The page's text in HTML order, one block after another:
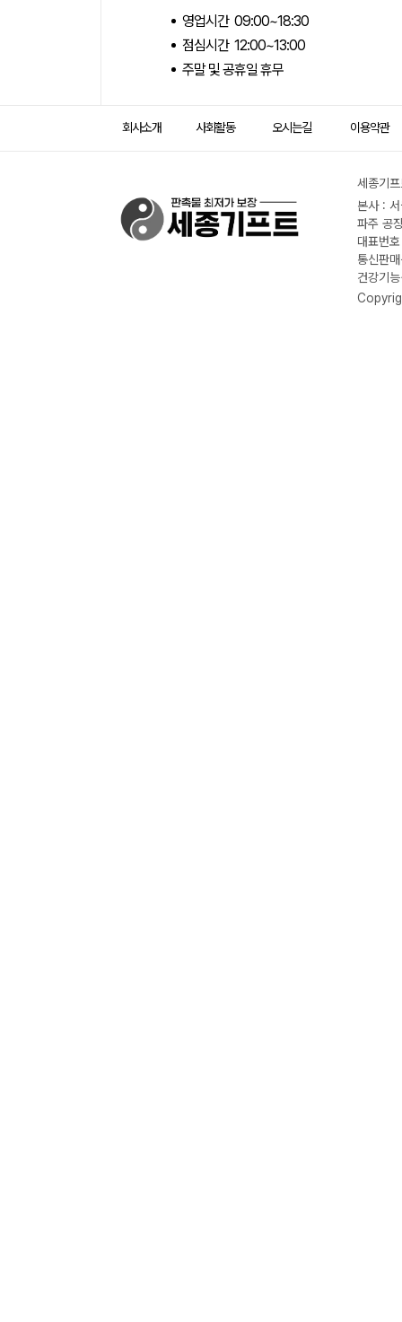
영업시간 09:00~18:30
점심시간 12:00~13:00
주말 및 공휴일 휴무
회사소개 사회활동 오시는길 이용약관
세종기
본사 :
파주 공
대표번
통신판
건강기